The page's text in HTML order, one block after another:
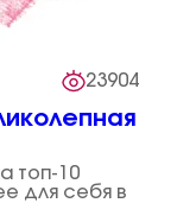
23904
топ-10
для себя в